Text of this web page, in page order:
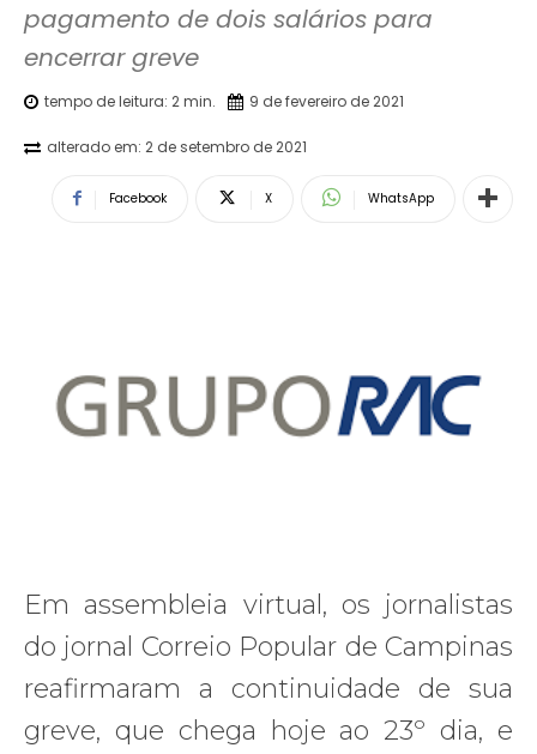
pagamento de dois salários para
encerrar greve
tempo de leitura: 2min. 9 de fevereiro de 2021
alterado em: 2 de setembro de 2021
Facebook X WhatsApp
Em assembleia virtual, os jornalistas
do jornal Correio Popular de Campinas
reafirmaram a continuidade de sua
greve, que chega hoje ao 23º dia, e